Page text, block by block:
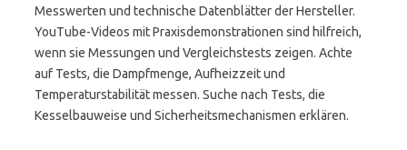
Messwerten und technische Datenblätter der Hersteller.
YouTube-Videos mit Praxisdemonstrationen sind hilfreich,
wenn sie Messungen und Vergleichstests zeigen. Achte
auf Tests, die Dampfmenge, Aufheizzeit und
Temperaturstabilität messen. Suche nach Tests, die
Kesselbauweise und Sicherheitsmechanismen erklären.